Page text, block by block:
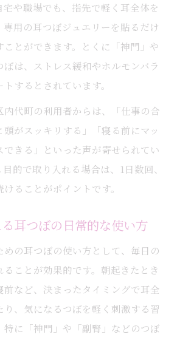
や職場でも、指先で軽く耳全体を
用の耳つぼジュエリーを貼るだけ
とができます。とくに「神門」や
ぼは、ストレス緩和やホルモンバラ
するとされています。
内代町の利用者からは、「仕事の合
がスッキリする」「寝る前にマッ
きる」といった声が寄せられてい
的で取り入れる場合は、1日数回、
ることがポイントです。
耳つぼの日常的な使い方
めの耳つぼの使い方として、毎日の
ことが効果的です。朝起きたとき
前など、決まったタイミングで耳全
り、気になるつぼを軽く刺激する習
特に「神門」や「副腎」などのつぼ